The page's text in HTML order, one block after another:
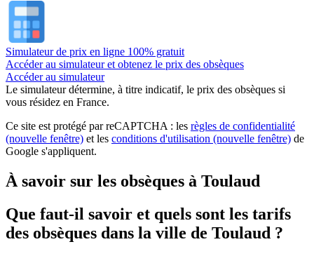
Simulateur de prix en ligne 100% gratuit
Accéder au simulateur et obtenez le prix des obsèques
Accéder au simulateur
Le simulateurdétermine, à titre indicatif, le prix des obsèques si
vous résidez en France.
Ce site est protégé par reCAPTCHA : les règles de confidentialité
(nouvelle fenêtre) et les conditions d'utilisation (nouvelle fenêtre) de
Google s'appliquent.
À savoir sur les obsèques à Toulaud
Que faut-il savoir et quels sont les tarifs
des obsèques dans la ville de Toulaud ?